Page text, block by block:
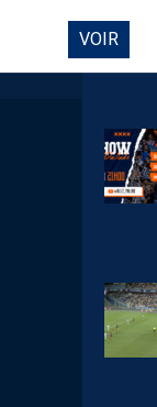
DIRECT
VOIR